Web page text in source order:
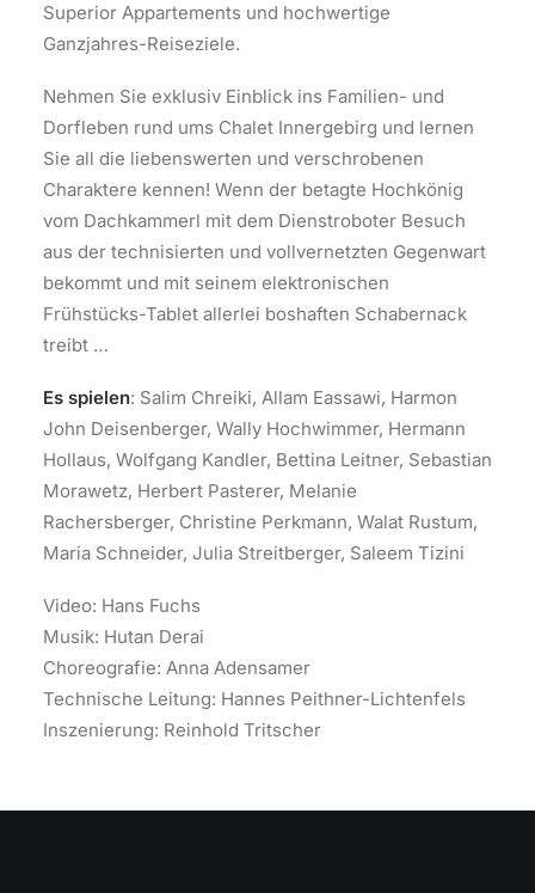
Superior Appartements und hochwertige
Ganzjahres-Reiseziele.
Nehmen Sie exklusiv Einblick ins Familien- und
Dorfleben rund ums Chalet Innergebirg und lernen
Sie all die liebenswerten und verschrobenen
Charaktere kennen! Wenn der betagte Hochkönig
vom Dachkammerl mit dem Dienstroboter Besuch
aus der technisierten und vollvernetzten Gegenwart
bekommt und mit seinem elektronischen
Frühstücks-Tablet allerlei boshaften Schabernack
treibt …
Es spielen: Salim Chreiki, Allam Eassawi, Harmon
John Deisenberger, Wally Hochwimmer, Hermann
Hollaus, Wolfgang Kandler, Bettina Leitner, Sebastian
Morawetz, Herbert Pasterer, Melanie
Rachersberger, Christine Perkmann, Walat Rustum,
Maria Schneider, Julia Streitberger, Saleem Tizini
Video: Hans Fuchs
Musik: Hutan Derai
Choreografie: Anna Adensamer
Technische Leitung: Hannes Peithner-Lichtenfels
Inszenierung: Reinhold Tritscher